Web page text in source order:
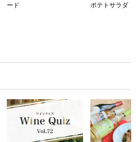
ード
ポテトサラダ